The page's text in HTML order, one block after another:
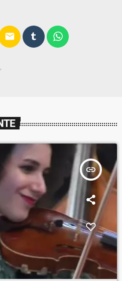
email
insert_link